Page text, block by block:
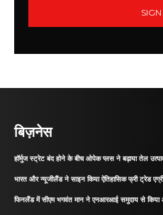
बिज़नेस
हॉर्मुज स्ट्रेट बंद होने के बीच ओपेक प्लस ने बढ़ाया तेल
भारत और न्यूजीलैंड ने साइन किया ऐतिहासिक फ्री ट्रेड
फिनलैंड में सीएम भगवंत मान ने एनआरआई समुदाय से किया